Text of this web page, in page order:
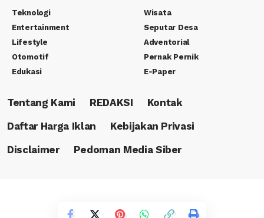
Teknologi
Entertainment
Lifestyle
Otomotif
Edukasi
Wisata
Seputar Desa
Adventorial
Pernak Pernik
E-Paper
Tentang Kami REDAKSI
Kontak
Daftar Harga Iklan
Kebijakan Privasi
Disclaimer
Pedoman Media Siber